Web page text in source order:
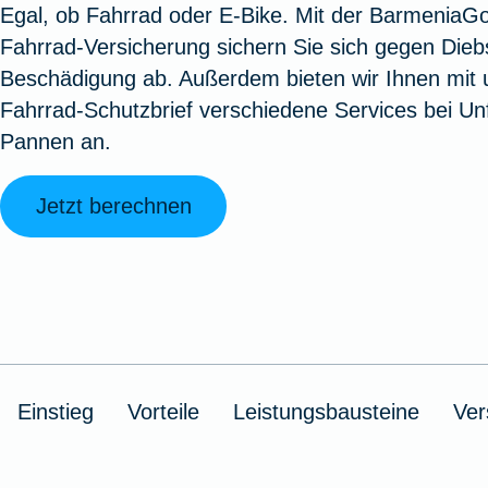
Oldtimerversicherung
Fahrradversicherung
Rundum-
Jagd-
Augenzusatzversicherung
Pflegemonatsgeld
Zur
Vermögensschadenversicherung
Zur Produktübersicht
Zur Serviceübersicht
Egal, ob Fahrrad oder E-Bike. Mit der
Fahrrad-Versicherung sichern Sie sich gegen
Beschädigung ab. Außerdem bieten wir Ihnen mit
Fahrrad-Schutzbrief verschiedene Services bei
Pannen an.
Jetzt berechnen
Einstieg Vorteile Leistungsbausteine